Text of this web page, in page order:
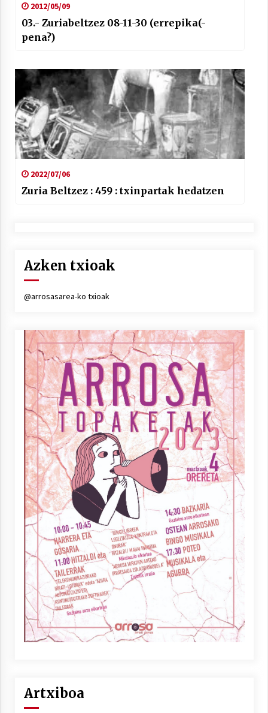
2012/05/09
03.- Zuriabeltzez 08-11-30 (errepika(-
pena?)
2022/07/06
Zuria Beltzez : 459 : txinpartak hedatzen
Azken txioak
@arrosasarea-ko txioak
Artxiboa